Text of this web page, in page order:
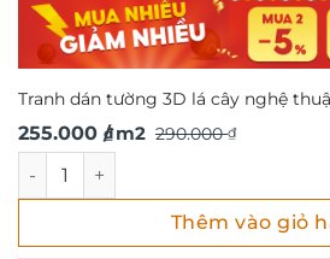
Tranh dán tường 3D lá cây nghệ
290.000₫
Giá
là:
290.000 ₫.
255.000 ₫
Giá
tại
là:
/ m2
Tranh dán tường 3D lá cây nghệ
Thêm vào giỏ